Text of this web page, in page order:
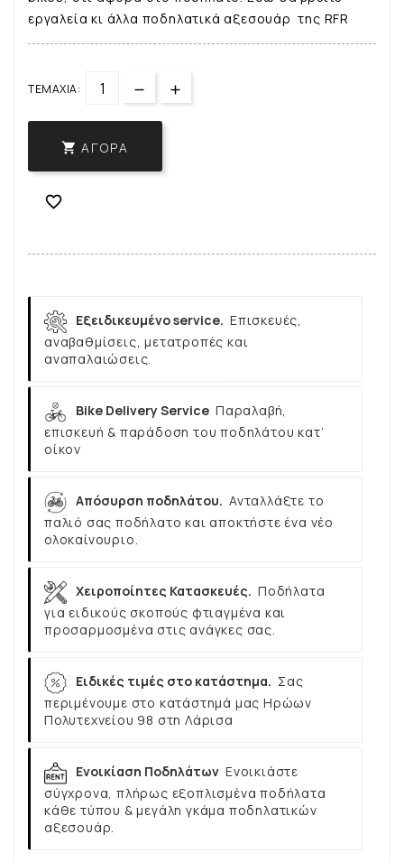
εργαλεία κι άλλα ποδηλατικά αξεσουάρ της RFR
ΤΕΜΆΧΙΑ:
 ΑΓΟΡΆ

Εξειδικευμένο service. Επισκευές,
αναβαθμίσεις, μετατροπές και
αναπαλαιώσεις.
Bike Delivery Service Παραλαβή,
επισκευή & παράδοση του ποδηλάτου κατ’
οίκον
Απόσυρση ποδηλάτου. Ανταλλάξτε το
παλιό σας ποδήλατο και αποκτήστε ένα νέο
ολοκαίνουριο.
Χειροποίητες Κατασκευές. Ποδήλατα
για ειδικούς σκοπούς φτιαγμένα και
προσαρμοσμένα στις ανάγκες σας.
Ειδικές τιμές στο κατάστημα. Σας
περιμένουμε στο κατάστημά μας Ηρώων
Πολυτεχνείου 98 στη Λάρισα
Ενοικίαση Ποδηλάτων Ενοικιάστε
σύγχρονα, πλήρως εξοπλισμένα ποδήλατα
κάθε τύπου & μεγάλη γκάμα ποδηλατικών
αξεσουάρ.